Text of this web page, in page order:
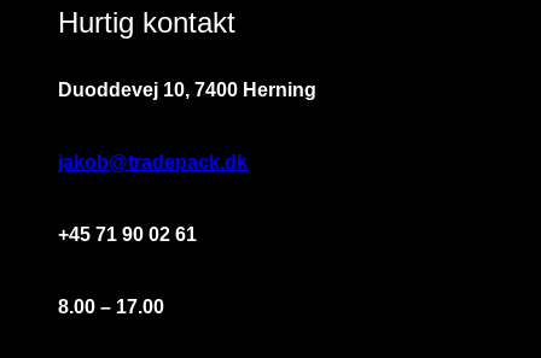
Hurtig kontakt
Duoddevej 10, 7400 Herning
jakob@tradepack.dk
+45 71 90 02 61
8.00 – 17.00